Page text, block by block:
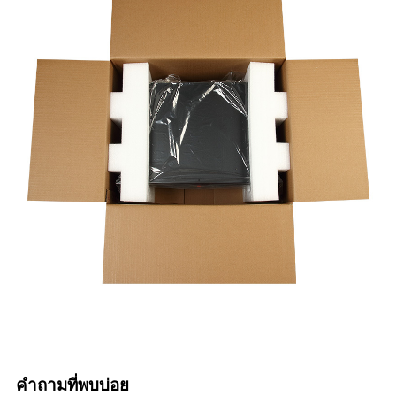
คำถามที่พบบ่อย